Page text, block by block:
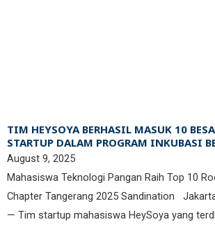
TIM HEYSOYA BERHASIL MASUK 10
STARTUP DALAM PROGRAM INKUBASI
August 9, 2025
Mahasiswa Teknologi Pangan Raih Top 10
Chapter Tangerang 2025 Sandination
— Tim startup mahasiswa HeySoya yang